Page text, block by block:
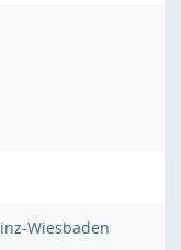
Wiesbaden